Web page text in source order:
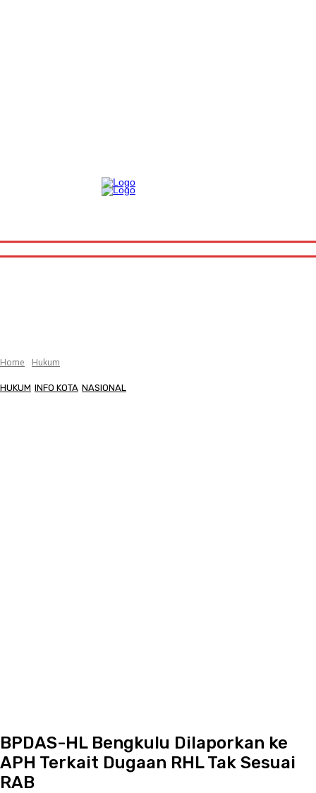
Home Hukum
HUKUM INFO KOTA NASIONAL
BPDAS-HL Bengkulu Dilaporkan ke
APH Terkait Dugaan RHL Tak Sesuai
RAB